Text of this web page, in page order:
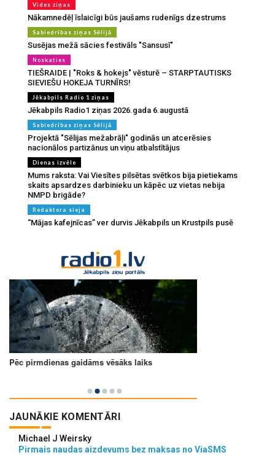
Vides ziņas
Nākamnedēļ īslaicīgi būs jaušams rudenīgs dzestrums
Sabiedrības ziņas Sēlijā
Susējas mežā sācies festivāls "Sansusī"
Noskaties
TIEŠRAIDE | "Roks & hokejs" vēsturē – STARPTAUTISKS
SIEVIEŠU HOKEJA TURNĪRS!
Jēkabpils Radio 1 ziņas
Jēkabpils Radio1 ziņas 2026.gada 6.augustā
Sabiedrības ziņas Sēlijā
Projektā "Sēlijas mežabrāļi" godinās un atcerēsies
nacionālos partizānus un viņu atbalstītājus
Dienas izvēle
Mums raksta: Vai Viesītes pilsētas svētkos bija pietiekams
skaits apsardzes darbinieku un kāpēc uz vietas nebija
NMPD brigāde?
Redaktora sleja
“Mājas kafejnīcas” ver durvis Jēkabpils un Krustpils pusē
JAUNĀKIE KOMENTĀRI
Michael J Weirsky
Pirmais naudas aizdevums bez maksas no ViaSMS